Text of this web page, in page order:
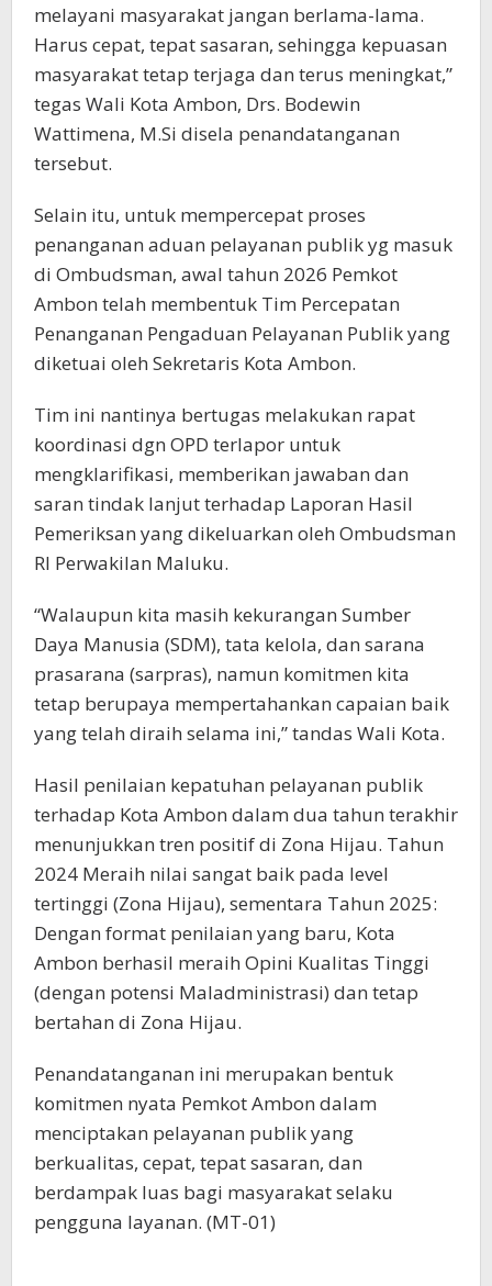
melayani masyarakat jangan berlama-lama.
Harus cepat, tepat sasaran, sehingga kepuasan
masyarakat tetap terjaga dan terus meningkat,”
tegas Wali Kota Ambon, Drs. Bodewin
Wattimena, M.Si disela penandatanganan
tersebut.
Selain itu, untuk mempercepat proses
penanganan aduan pelayanan publik yg masuk
di Ombudsman, awal tahun 2026 Pemkot
Ambon telah membentuk Tim Percepatan
Penanganan Pengaduan Pelayanan Publik yang
diketuai oleh Sekretaris Kota Ambon.
Tim ini nantinya bertugas melakukan rapat
koordinasi dgn OPD terlapor untuk
mengklarifikasi, memberikan jawaban dan
saran tindak lanjut terhadap Laporan Hasil
Pemeriksan yang dikeluarkan oleh Ombudsman
RI Perwakilan Maluku.
“Walaupun kita masih kekurangan Sumber
Daya Manusia (SDM), tata kelola, dan sarana
prasarana (sarpras), namun komitmen kita
tetap berupaya mempertahankan capaian baik
yang telah diraih selama ini,” tandas Wali Kota.
Hasil penilaian kepatuhan pelayanan publik
terhadap Kota Ambon dalam dua tahun terakhir
menunjukkan tren positif di Zona Hijau. Tahun
2024 Meraih nilai sangat baik pada level
tertinggi (Zona Hijau), sementara Tahun 2025:
Dengan format penilaian yang baru, Kota
Ambon berhasil meraih Opini Kualitas Tinggi
(dengan potensi Maladministrasi) dan tetap
bertahan di Zona Hijau.
Penandatanganan ini merupakan bentuk
komitmen nyata Pemkot Ambon dalam
menciptakan pelayanan publik yang
berkualitas, cepat, tepat sasaran, dan
berdampak luas bagi masyarakat selaku
pengguna layanan. (MT-01)